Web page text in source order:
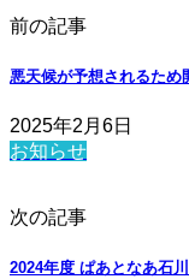
前の記事
悪天候が予想されるため
2025年2月6日
お知らせ
次の記事
2024年度 ぱあとなあ石